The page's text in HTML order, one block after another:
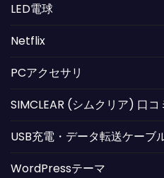
LED電球
Netflix
PCアクセサリ
SIMCLEAR (シムクリア) 口コ
USB充電・データ転送ケーブ
WordPressテーマ